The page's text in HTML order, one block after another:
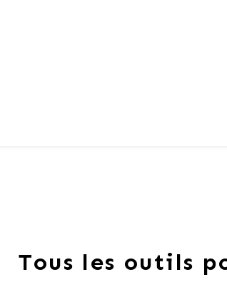
Tous les outils